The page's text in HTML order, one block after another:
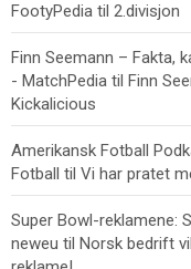
FootyPedia til2.divisjon
Finn Seemann – Fakta,
- MatchPedia tilFinn
Kickalicious
Amerikansk Fotball
Fotball tilVi har pratet
Super Bowl-reklamene:
neweu tilNorsk bedrift